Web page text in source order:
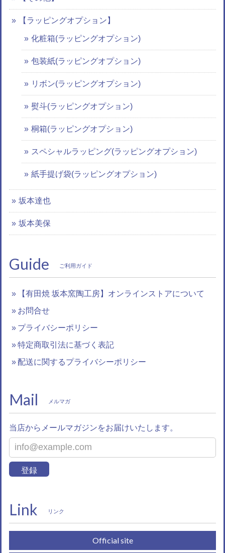
【ラッピングオプション】
化粧箱(ラッピングオプション)
包装紙(ラッピングオプション)
リボン(ラッピングオプション)
熨斗(ラッピングオプション)
桐箱(ラッピングオプション)
スペシャルラッピング(ラッピングオプション)
紙手提げ袋(ラッピングオプション)
坂本達也
坂本美保
Guide ご利用ガイド
【有田焼 坂本窯陶工房】オンラインストアについて
お問合せ
プライバシーポリシー
特定商取引法に基づく表記
配送に関するプライバシーポリシー
Mail メルマガ
当店からメールマガジンをお届けいたします。
登録
Link リンク
Official site